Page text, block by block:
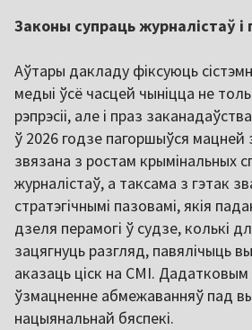
Законы супраць журналістаў і
Аўтары дакладу фіксуюць
медыі ўсё часцей чыніцца не
рэпрэсіі, але і праз
ў 2026 годзе пагоршыўся мацней
звязана з ростам крымінальных
журналістаў, а таксама з гэтак
стратэгічнымі пазовамі, якія
дзеля перамогі ў судзе, колькі
зацягнуць разгляд, павялічыць
аказаць ціск на СМІ. Дадатковым
ўзмацненне абмежаванняў пад
нацыянальнай бяспекі.